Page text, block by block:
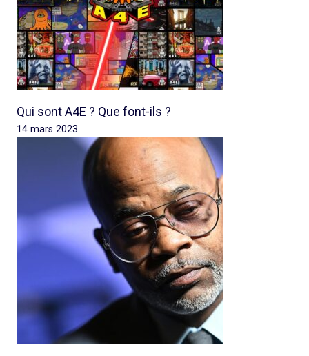
Qui sont A4E ? Que font-ils ?
14 mars 2023